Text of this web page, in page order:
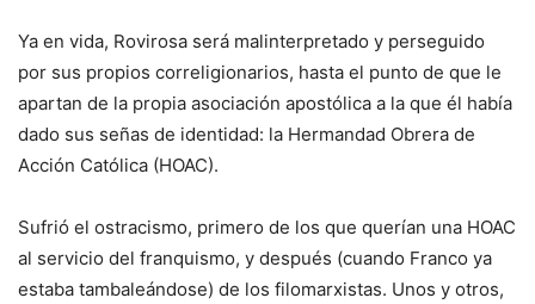
Ya en vida, Rovirosa será malinterpretado y perseguido
por sus propios correligionarios, hasta el punto de que le
apartan de la propia asociación apostólica a la que él había
dado sus señas de identidad: la Hermandad Obrera de
Acción Católica (HOAC).
Sufrió el ostracismo, primero de los que querían una HOAC
al servicio del franquismo, y después (cuando Franco ya
estaba tambaleándose) de los filomarxistas. Unos y otros,